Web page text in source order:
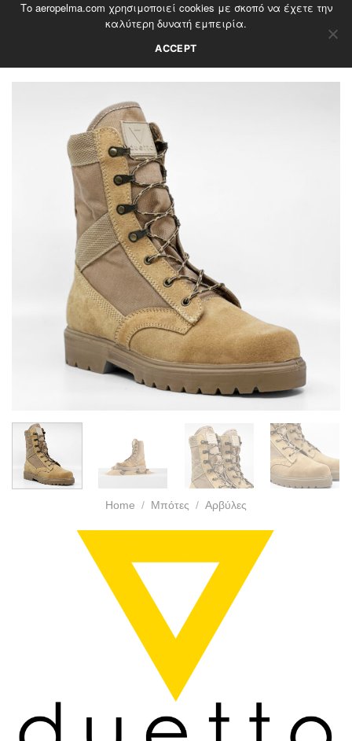
Skip
Home / Μπότες / Αρβύλες
Το aeropelma.com χρησιμοποιεί cookies με σκοπό να έχετε την
καλύτερη δυνατή εμπειρία.
ACCEPT